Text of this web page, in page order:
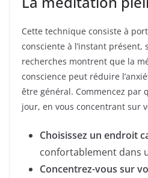
Cette technique consiste à
consciente à l’instant présent,
recherches montrent que la
conscience peut réduire
être général. Commencez par
jour, en vous concentrant sur
Choisissez un endroit
confortablement dans
Concentrez-vous sur